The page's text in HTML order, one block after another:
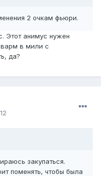
2 очкам фьюри.
Этот анимус нужен
в мили с
да?
закупаться.
поменять, чтобы была